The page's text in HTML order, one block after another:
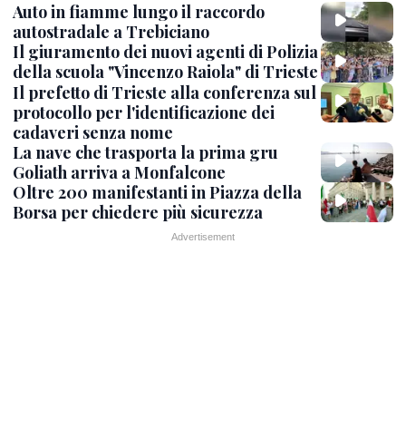
Auto in fiamme lungo il raccordo
autostradale a Trebiciano
Il giuramento dei nuovi agenti di Polizia
della scuola "Vincenzo Raiola" di Trieste
Il prefetto di Trieste alla conferenza sul
protocollo per l'identificazione dei
cadaveri senza nome
La nave che trasporta la prima gru
Goliath arriva a Monfalcone
Oltre 200 manifestanti in Piazza della
Borsa per chiedere più sicurezza